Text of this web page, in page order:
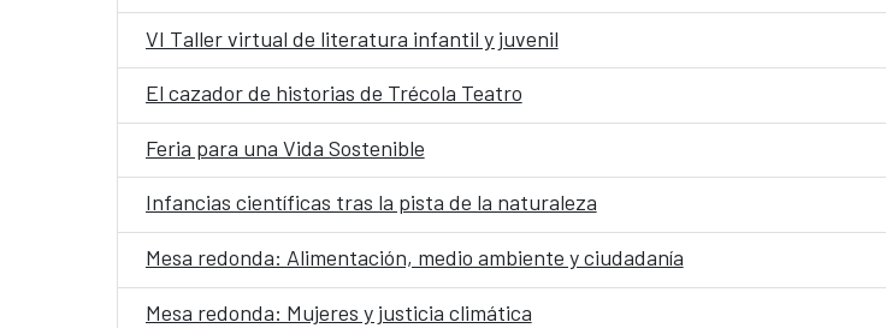
VI Taller virtual de literatura infantil y juvenil
El cazador de historias de Trécola Teatro
Feria para una Vida Sostenible
Infancias científicas tras la pista de la naturaleza
Mesa redonda: Alimentación, medio ambiente y ciudadanía
Mesa redonda: Mujeres y justicia climática